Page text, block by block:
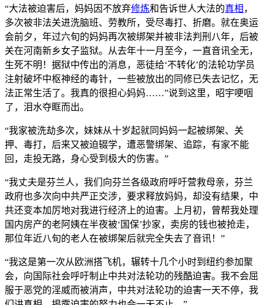
“大法被迫害后，妈妈因不放弃修炼和告诉世人大法的真相 ，
多次被非法关进洗脑班、劳教所，受尽毒打、折磨。就在奥运
会前夕，年过六旬的妈妈再次被绑架并被非法判刑八年，后被
关在河南新乡女子监狱。从去年十一月至今，一直音讯全无，
生死不明！据狱中传出的消息，恶徒给‘不转化’的法轮功学员
注射破坏中枢神经的毒针，一些被放出的同修已失去记忆，无
法正常生活了。我真的很担心妈妈……”说到这里，昭宇哽咽
了，泪水夺眶而出。
“我家被洗劫多次，妹妹从十岁起就同妈妈一起被绑架、关
押、毒打，后来又被迫辍学，遭恶警绑架、追踪，有家不能
回，走投无路，身心受到极大的伤害。”
“我丈夫是芬兰人，我们向芬兰各级政府呼吁营救母亲，芬兰
政府也多次向中共严正交涉，要求释放妈妈，却没有结果，中
共还变本加厉地对我进行经济上的迫害。上月初，曾帮我处理
国内房产的老阿姨在半夜被‘国保’抄家，卖房的钱也被抢走，
那位年近八旬的老人在被绑架后就完全失去了音讯！”
“我这是第一次从欧洲搭飞机，辗转十几个小时到纽约参加聚
会，向国际社会呼吁制止中共对法轮功的残酷迫害。我不会屈
服于恶党的淫威而被消声，中共对法轮功的迫害一天不停，我